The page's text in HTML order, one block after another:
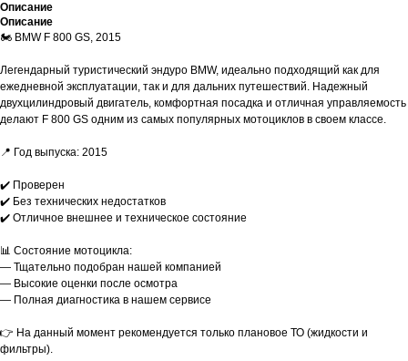
Описание
Описание
🏍 BMW F 800 GS, 2015
Легендарный туристический эндуро BMW, идеально подходящий как для
ежедневной эксплуатации, так и для дальних путешествий. Надежный
двухцилиндровый двигатель, комфортная посадка и отличная управляемость
делают F 800 GS одним из самых популярных мотоциклов в своем классе.
📍 Год выпуска: 2015
✔️ Проверен
✔️ Без технических недостатков
✔️ Отличное внешнее и техническое состояние
📊 Состояние мотоцикла:
— Тщательно подобран нашей компанией
— Высокие оценки после осмотра
— Полная диагностика в нашем сервисе
👉 На данный момент рекомендуется только плановое ТО (жидкости и
фильтры).